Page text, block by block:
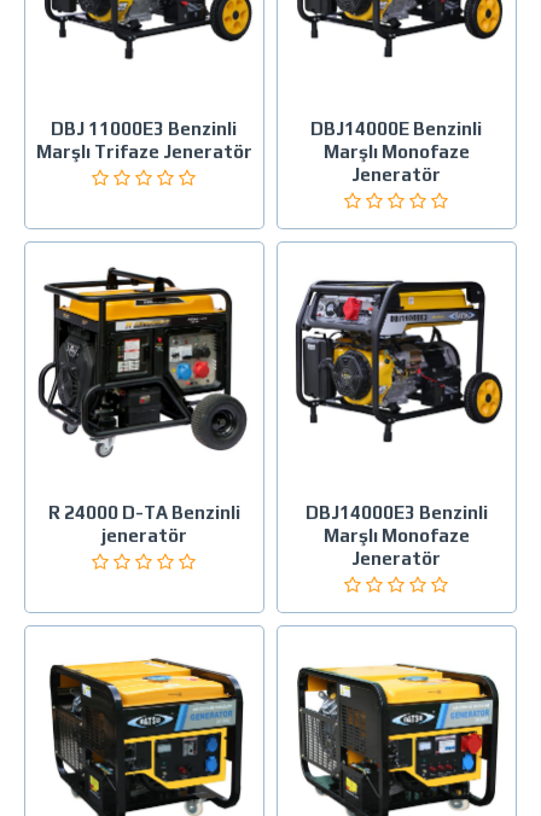
DBJ 11000E3 Benzinli
Marşlı Trifaze Jeneratör
DBJ14000E Benzinli
Marşlı Monofaze
Jeneratör
R 24000 D-TA Benzinli
jeneratör
DBJ14000E3 Benzinli
Marşlı Monofaze
Jeneratör